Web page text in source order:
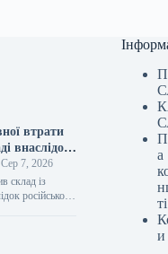
втрати
внаслідок
Сер 7, 2026
склад із
російської
Delo.ua,
а
ті
и